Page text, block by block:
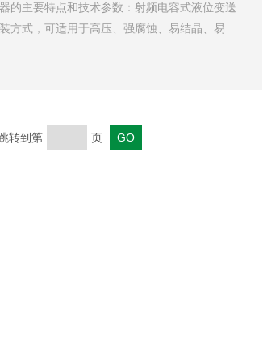
的主要特点和技术参数：射频电容式液位变送
方式，可适用于高压、强腐蚀、易结晶、易堵
等各行业和污水处理、锅炉汽包、煤粉包等场
体及高温。4、浸入液体的测量部分,只有一条四
转到第 页